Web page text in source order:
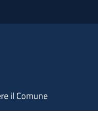
il Comune